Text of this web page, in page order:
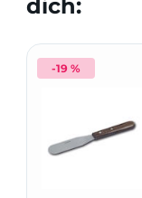
dich:
-19 %